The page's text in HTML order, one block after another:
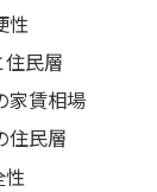
性
民層
家賃相場
住民層
性